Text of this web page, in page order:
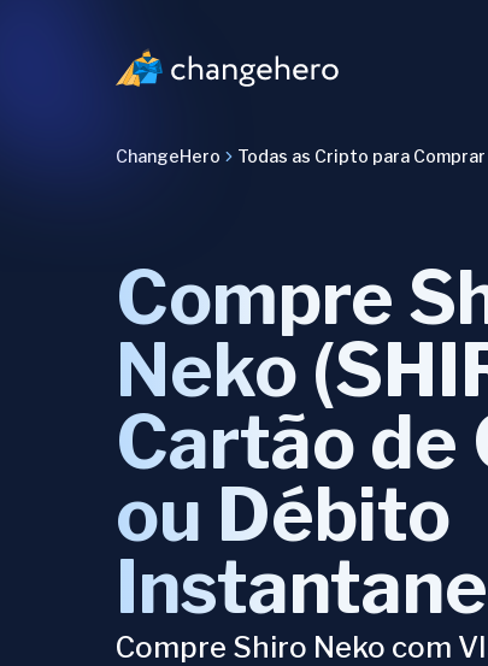
ChangeHero Todas as Cripto para Comprar
Compre
Neko
Cartão de
ou Débito
Compre Shiro Neko com